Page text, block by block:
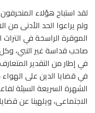
لقد استباح هؤلاء
ولم يراعوا الحد الأدنى من
الموقرة الراسخة في
صاحب قداسة غير النبي،
في إطار من التقدير
في قضايا الدين على
الشهرة السريعة السيئة
الاجتماعى، ويلهينا عن